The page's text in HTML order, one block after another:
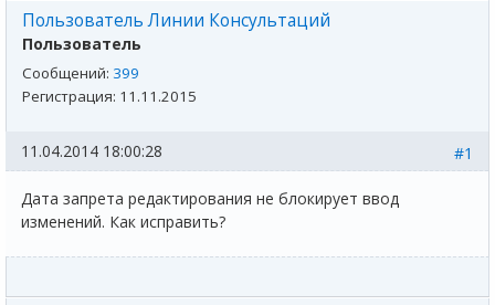
Пользователь Линии Консультаций
Пользователь
Сообщений: 399
Регистрация: 11.11.2015
#1
11.04.2014 18:00:28
Дата запрета редактирования не блокирует ввод
изменений. Как исправить?